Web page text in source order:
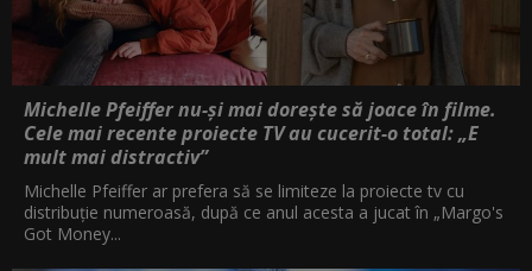
Michelle Pfeiffer nu-și mai dorește să joace în filme.
Cele mai recente proiecte TV au cucerit-o total: „E
mult mai distractiv”
Michelle Pfeiffer ar prefera să se limiteze la proiecte tv cu
distribuție numeroasă, după ce anul acesta a jucat în „Margo's
Got Money...